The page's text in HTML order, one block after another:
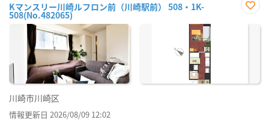
Kマンスリー川崎ルフロン前（川崎駅前） 508・1K-
508(No.482065)
に入
川崎市川崎区
情報更新日 2026/08/09 12:02